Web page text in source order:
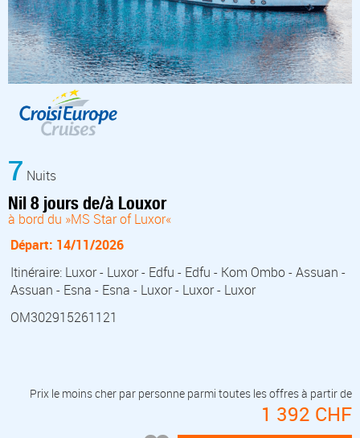
7 Nuits
Nil 8 jours de/à Louxor
à bord du »MS Star of Luxor«
Départ: 14/11/2026
Itinéraire: Luxor - Luxor - Edfu - Edfu - Kom Ombo - Assuan -
Assuan - Esna - Esna - Luxor - Luxor - Luxor
OM302915261121
Prix le moins cher par personne parmi toutes les offres à partir de
1 392 CHF